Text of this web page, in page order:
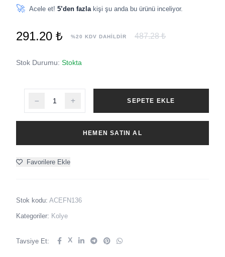
🚀 Acele et! 5’den fazla kişi şu anda bu ürünü inceliyor.
291.20 ₺ %20 KDV DAHİLDİR 487.28 ₺
Stok Durumu: Stokta
SEPETE EKLE
HEMEN SATIN AL
Favorilere Ekle
Stok kodu: ACEFN136
Kategoriler: Kolye
Tavsiye Et: X